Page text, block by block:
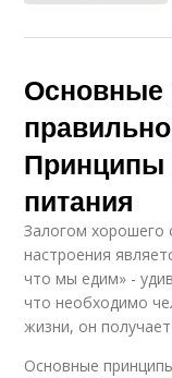
Основные
Принципы
питания
Залогом хорошего
настроения
что мы едим» -
что необходимо
жизни, он
Основные